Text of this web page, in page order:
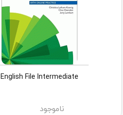
English File Intermediate
ناموجود